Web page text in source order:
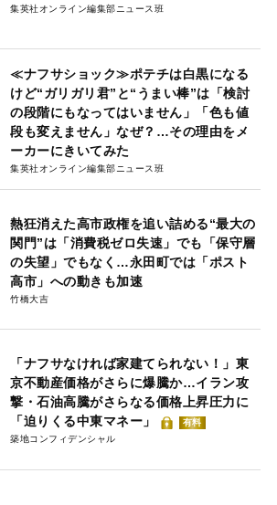
集英社オンライン編集部ニュース班
≪ナフサショック≫ポテチは白黒になる
けど“ガリガリ君”と“うまい棒”は「検討
の段階にもなってはいません」「色も値
段も変えません」なぜ？…その理由をメ
ーカーにきいてみた
集英社オンライン編集部ニュース班
熱狂消えた高市政権を追い詰める“最大の
関門”は「消費税ゼロ失速」でも「保守層
の失望」でもなく…永田町では「ポスト
高市」への動きも加速
竹橋大吉
「ナフサなければ家建てられない！」東
京不動産価格がさらに爆騰か…イラン攻
撃・石油高騰がさらなる価格上昇圧力に
「迫りくる中東マネー」
有料
築地コンフィデンシャル